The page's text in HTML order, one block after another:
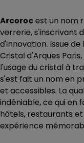
Arcorocest un nom
verrerie, s'inscrivant
d'innovation. Issue
Cristal d'Arques
l'usage du cristal à
s'est fait un nom en
et accessibles. La
indéniable, ce qui en
hôtels, restaurants
expérience